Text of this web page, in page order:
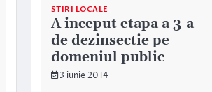
STIRI LOCALE
A inceput etapa a 3-a
de dezinsectie pe
domeniul public
3 iunie 2014